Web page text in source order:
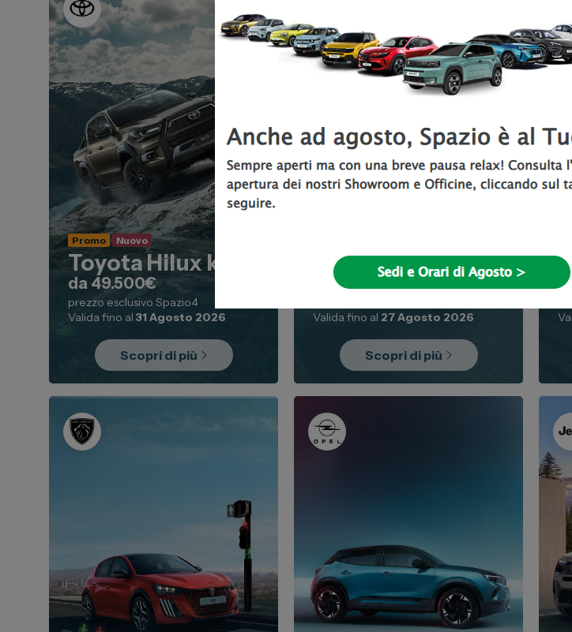
Promo Nuovo
Toyota Hilux km0
da 49.500€
prezzo esclusivo Spazio4
Valida fino al 31 Agosto 2026
Scopri di più
600 Hybrid
da 19.950€
Anche in versione benzina ed
Valida fino al 27 Agosto 2026
Scopri di più